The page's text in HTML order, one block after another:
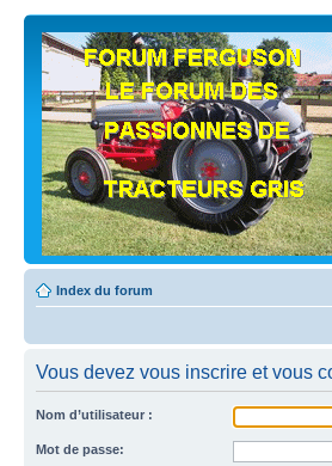
Index du forum
Vous devez vous inscrire et vous
Nom d’utilisateur :
Mot de passe: